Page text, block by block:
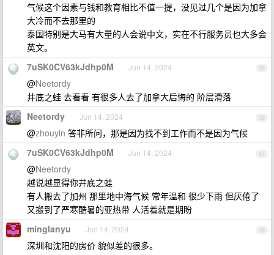
气候这个因素与钱和教育相比不值一提，没见过几个是因为加拿
大冷而不去那里的
泰国特别是大马有大量的人会说中文，实在不行服务员也大多会
英文。
35
7uSK0CV63kJdhp0M Jun 14, 2024
@Neetordy
井底之蛙 去看看 有很多人去了加拿大后悔的 阶层滑落
36
Neetordy Jun 14, 2024
@zhouyin 答非所问，那是因为找不到工作而不是因为气候
37
7uSK0CV63kJdhp0M Jun 14, 2024
@Neetordy
越说越显得你井底之蛙
有人搬去了加州 那里地中海气候 常年温和 很少下雨 但厌倦了
又搬到了严寒酷暑的亚热带 人活着就是期盼
38
minglanyu Jun 14, 2024
深圳和沈阳的房价 貌似差的很多。